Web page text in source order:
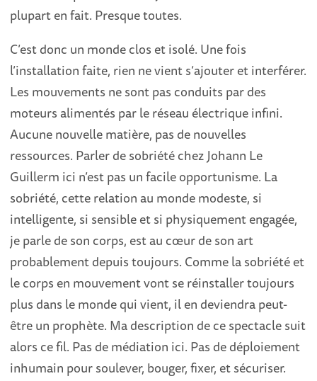
plupart en fait. Presque toutes.
C’est donc un monde clos et isolé. Une fois
l’installation faite, rien ne vient s’ajouter et interférer.
Les mouvements ne sont pas conduits par des
moteurs alimentés par le réseau électrique infini.
Aucune nouvelle matière, pas de nouvelles
ressources. Parler de sobriété chez Johann Le
Guillerm ici n’est pas un facile opportunisme. La
sobriété, cette relation au monde modeste, si
intelligente, si sensible et si physiquement engagée,
je parle de son corps, est au cœur de son art
probablement depuis toujours. Comme la sobriété et
le corps en mouvement vont se réinstaller toujours
plus dans le monde qui vient, il en deviendra peut-
être un prophète. Ma description de ce spectacle suit
alors ce fil. Pas de médiation ici. Pas de déploiement
inhumain pour soulever, bouger, fixer, et sécuriser.